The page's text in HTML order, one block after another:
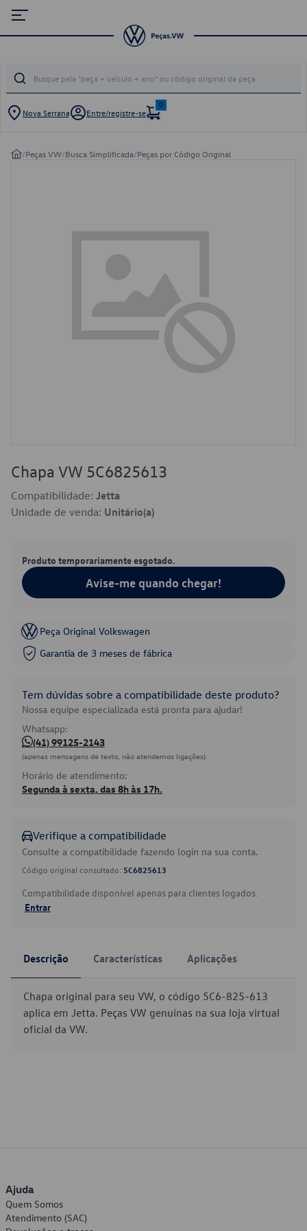
Nova Serrana Entre/registre-se
0
/Peças VW/Busca Simplificada/Peças por Código Original
Chapa VW 5C6825613
Compatibilidade: Jetta
Unidade de venda: Unitário(a)
Produto temporariamente esgotado.
Avise-me quando chegar!
Peça Original Volkswagen
Garantia de 3 meses de fábrica
Tem dúvidas sobre a compatibilidade deste produto?
Nossa equipe especializada está pronta para ajudar!
Whatsapp:
(41) 99125-2143
(apenas mensagens de texto, não atendemos ligações)
Horário de atendimento:
Segunda à sexta, das 8h às 17h.
Verifique a compatibilidade
Consulte a compatibilidade fazendo login na sua conta.
Código original consultado: 5C6825613
Compatibilidade disponível apenas para clientes logados.
Entrar
Descrição Características Aplicações
Chapa original para seu VW, o código 5C6-825-613
aplica em Jetta. Peças VW genuínas na sua loja virtual
oficial da VW.
Ajuda
Quem Somos
Atendimento (SAC)